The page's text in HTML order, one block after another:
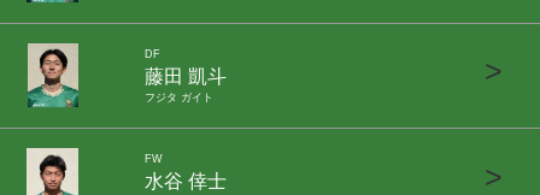
DF
藤田 凱斗
フジタ ガイト
>
FW
水谷 倖士 >